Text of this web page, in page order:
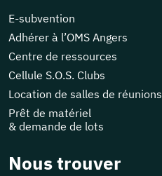
E-subvention
Adhérer à l’OMS Angers
Centre de ressources
Cellule S.O.S. Clubs
Location de salles de réunions
Prêt de matériel
& demande de lots
Nous trouver